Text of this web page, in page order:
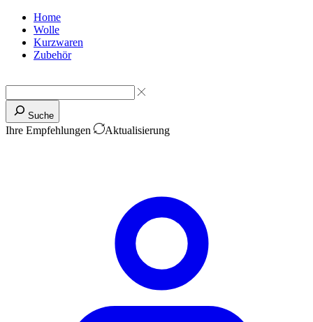
Home
Wolle
Kurzwaren
Zubehör
Suche
Ihre Empfehlungen Aktualisierung